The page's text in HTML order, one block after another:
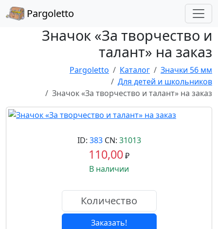
Pargoletto
Значок «За творчество и
талант» на заказ
Pargoletto Каталог
Значки 56 мм
Для детей и школьников
Значок «За творчество и талант» на заказ
ID: 383CN: 31013
110,00₽
В наличии
Заказать!